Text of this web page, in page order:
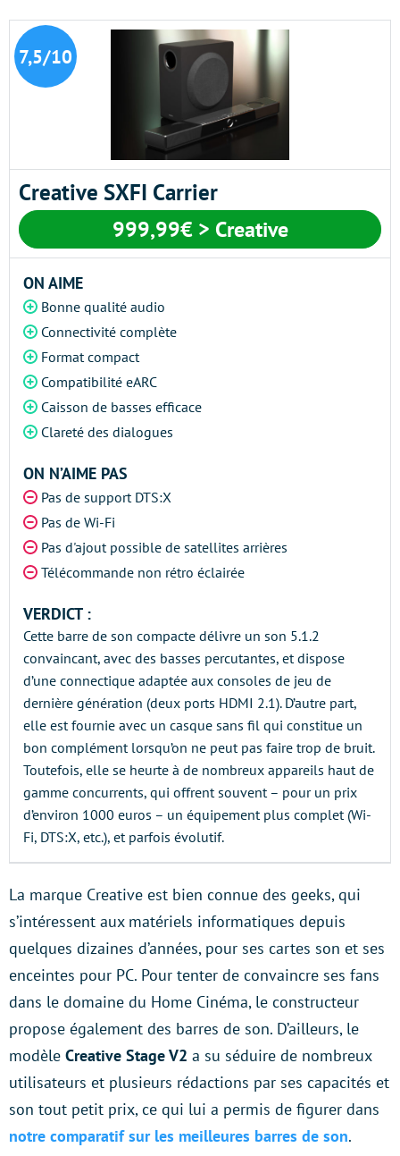
7,5/10
Creative SXFI Carrier
999,99€ > Creative
ON AIME
Bonne qualité audio
Connectivité complète
Format compact
Compatibilité eARC
Caisson de basses efficace
Clareté des dialogues
ON N’AIME PAS
Pas de support DTS:X
Pas de Wi-Fi
Pas d'ajout possible de satellites arrières
Télécommande non rétro éclairée
VERDICT :
Cette barre de son compacte délivre un son 5.1.2
convaincant, avec des basses percutantes, et dispose
d’une connectique adaptée aux consoles de jeu de
dernière génération (deux ports HDMI 2.1). D’autre part,
elle est fournie avec un casque sans fil qui constitue un
bon complément lorsqu’on ne peut pas faire trop de bruit.
Toutefois, elle se heurte à de nombreux appareils haut de
gamme concurrents, qui offrent souvent – pour un prix
d’environ 1000 euros – un équipement plus complet (Wi-
Fi, DTS:X, etc.), et parfois évolutif.
La marque Creative est bien connue des geeks, qui
s’intéressent aux matériels informatiques depuis
quelques dizaines d’années, pour ses cartes son et ses
enceintes pour PC. Pour tenter de convaincre ses fans
dans le domaine du Home Cinéma, le constructeur
propose également des barres de son. D’ailleurs, le
modèle Creative Stage V2 a su séduire de nombreux
utilisateurs et plusieurs rédactions par ses capacités et
son tout petit prix, ce qui lui a permis de figurer dans
notre comparatif sur les meilleures barres de son.